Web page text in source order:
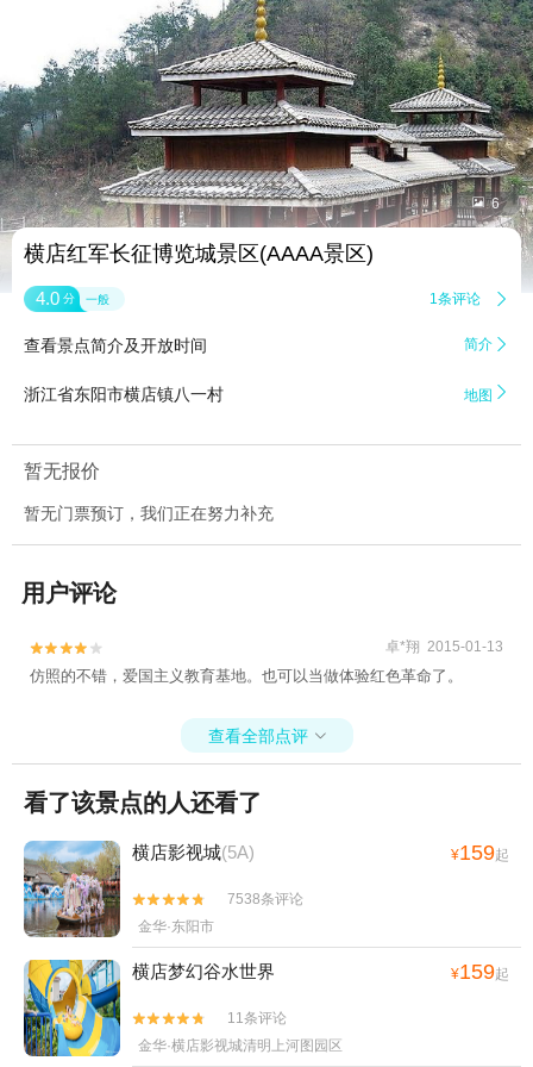
 6
横店红军长征博览城景区(AAAA景区)
4.0 分 一般 1条评论 
查看景点简介及开放时间 简介 
浙江省东阳市横店镇八一村 地图 
暂无报价
暂无门票预订，我们正在努力补充
用户评论

 卓*翔 2015-01-13
仿照的不错，爱国主义教育基地。也可以当做体验红色革命了。
查看全部点评 
看了该景点的人还看了
横店影视城(5A) ¥159起


7538条评论
金华·东阳市
横店梦幻谷水世界 ¥159起


11条评论
金华·横店影视城清明上河图园区